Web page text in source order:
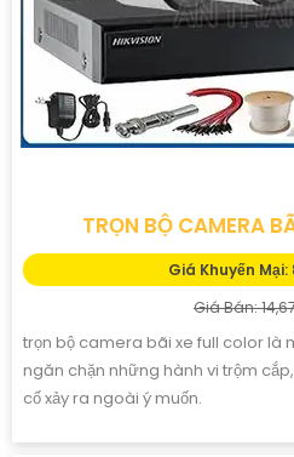
TRỌN BỘ CAMERA
Giá Khuyến Mại:
Giá Bán:
trọn bộ camera bãi xe full color là
ngăn chặn những hành vi trộm
cố xảy ra ngoài ý muốn.